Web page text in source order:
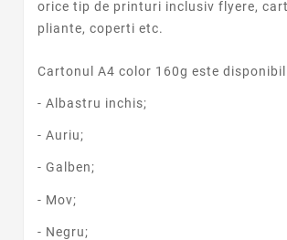
orice tip de printuri inclusiv flyere,
pliante, coperti etc.
Cartonul A4 color 160g este
- Albastru inchis;
- Auriu;
- Galben;
- Mov;
- Negru;